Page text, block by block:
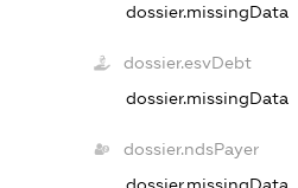
dossier.missingData
dossier.esvDebt
dossier.missingData
dossier.ndsPayer
dossier.missingData